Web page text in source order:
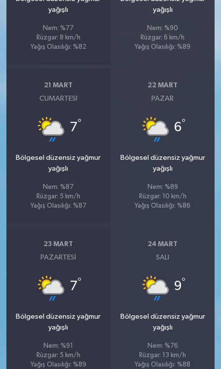
yağışlı
Nem: %77
Rüzgar: 8 km/h
Yağış Olasılığı: %82
yağışlı
Nem: %90
Rüzgar: 6 km/h
Yağış Olasılığı: %89
21 MART
CUMARTESI
7°
Bölgesel düzensiz yağmur
yağışlı
Nem: %87
Rüzgar: 5 km/h
Yağış Olasılığı: %87
22 MART
PAZAR
6°
Bölgesel düzensiz yağmur
yağışlı
Nem: %89
Rüzgar: 10 km/h
Yağış Olasılığı: %86
23 MART
PAZARTESI
7°
Bölgesel düzensiz yağmur
yağışlı
Nem: %91
Rüzgar: 5 km/h
Yağış Olasılığı: %89
24 MART
SALI
9°
Bölgesel düzensiz yağmur
yağışlı
Nem: %76
Rüzgar: 13 km/h
Yağış Olasılığı: %88